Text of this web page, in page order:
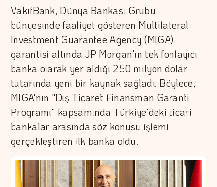
VakıfBank, Dünya Bankası Grubu
bünyesinde faaliyet gösteren Multilateral
Investment Guarantee Agency (MIGA)
garantisi altında JP Morgan'ın tek fonlayıcı
banka olarak yer aldığı 250 milyon dolar
tutarında yeni bir kaynak sağladı. Böylece,
MIGA'nın "Dış Ticaret Finansman Garanti
Programı" kapsamında Türkiye'deki ticari
bankalar arasında söz konusu işlemi
gerçekleştiren ilk banka oldu.